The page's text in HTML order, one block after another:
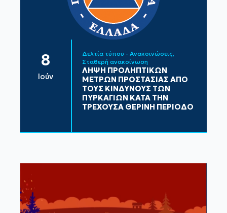
8
Ιούν
Δελτία τύπου - Ανακοινώσεις
Σταθερή ανακοίνωση
ΛΗΨΗ ΠΡΟΛΗΠΤΙΚΩΝ
ΜΕΤΡΩΝ ΠΡΟΣΤΑΣΙΑΣ ΑΠΟ
ΤΟΥΣ ΚΙΝΔΥΝΟΥΣ ΤΩΝ
ΠΥΡΚΑΓΙΩΝ ΚΑΤΑ ΤΗΝ
ΤΡΕΧΟΥΣΑ ΘΕΡΙΝΗ ΠΕΡΙΟΔΟ